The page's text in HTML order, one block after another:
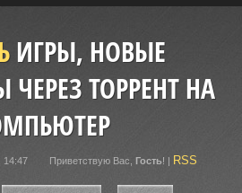
ИГРЫ, НОВЫЕ
ТОРРЕНТ НА
14:47 Приветствую Вас Гость! | RSS